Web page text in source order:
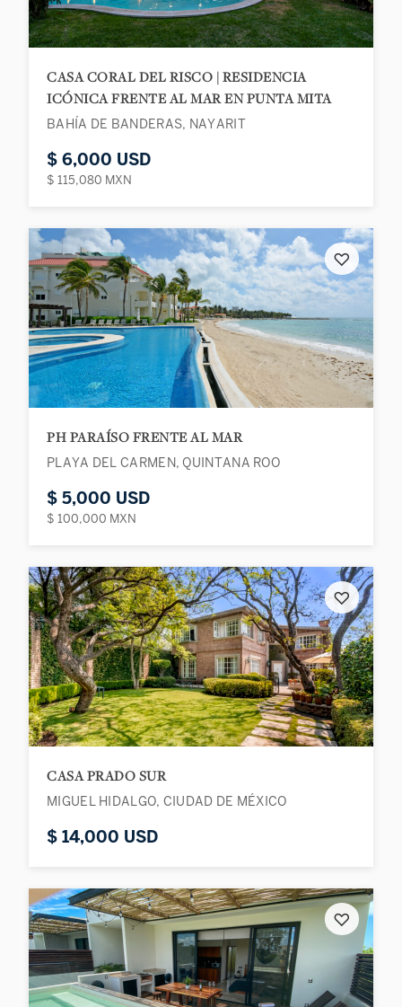
CASA CORAL DEL RISCO | RESIDENCIA
ICÓNICA FRENTE AL MAR EN PUNTA MITA
BAHÍA DE BANDERAS, NAYARIT
$ 6,000 USD
$ 115,080 MXN
♡
PH PARAÍSO FRENTE AL MAR
PLAYA DEL CARMEN, QUINTANA ROO
$ 5,000 USD
$ 100,000 MXN
♡
CASA PRADO SUR
MIGUEL HIDALGO, CIUDAD DE MÉXICO
$ 14,000 USD
♡